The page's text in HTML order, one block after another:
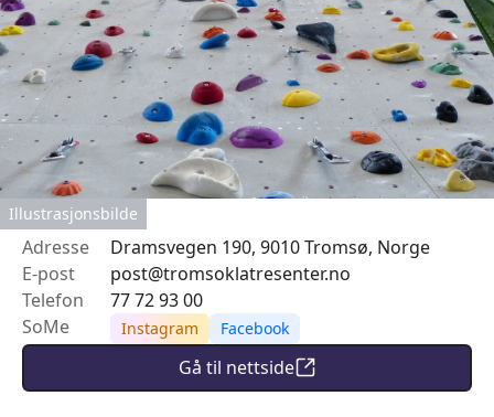
Illustrasjonsbilde
Adresse
Dramsvegen 190, 9010 Tromsø, Norge
E-post
post@tromsoklatresenter.no
Telefon
77 72 93 00
SoMe
Instagram Facebook
Gå til nettside